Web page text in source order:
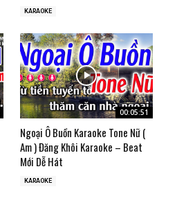
KARAOKE
00:05:51
Ngoại Ô Buồn Karaoke Tone Nữ (
Am ) Đăng Khôi Karaoke – Beat
Mới Dễ Hát
KARAOKE